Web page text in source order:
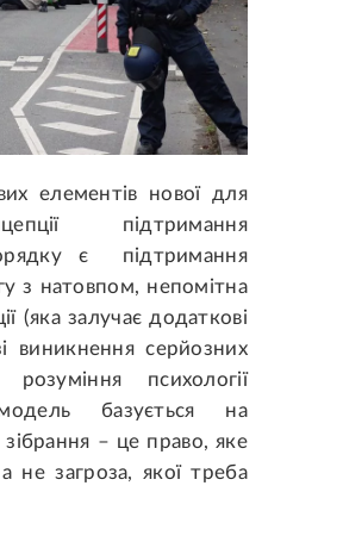
елементів нової для
підтримання
є підтримання
з натовпом, непомітна
(яка залучає додаткові
виникнення серйозних
психології
базується на
– це право, яке
не загроза, якої треба